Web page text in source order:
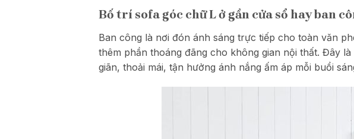
Bố trí sofa góc chữ L ở gần cửa sổ hay ban
Ban công là nơi đón ánh sáng trực tiếp cho toàn văn
thêm phần thoáng đãng cho không gian nội thất. Đây là
giãn, thoải mái, tận hưởng ánh nắng ấm áp mỗi buổi